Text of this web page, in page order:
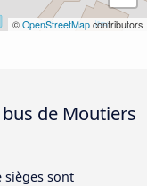
© OpenStreetMap contributors
de Moutiers
sièges sont